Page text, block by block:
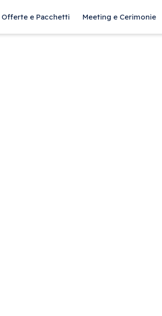
Offerte e Pacchetti Meeting e Cerimonie